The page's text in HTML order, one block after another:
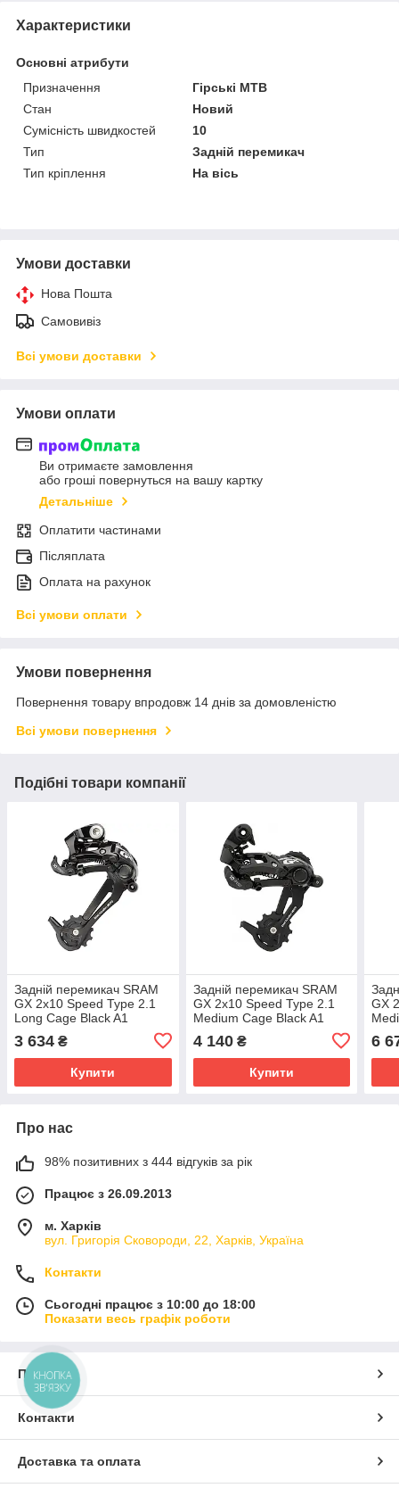
Характеристики
Основні атрибути
Призначення
Гірські MTB
Стан
Новий
Сумісність швидкостей
10
Тип
Задній перемикач
Тип кріплення
На вісь
Умови доставки
Нова Пошта
Самовивіз
Всі умови доставки
Умови оплати
Ви отримаєте замовлення
або гроші повернуться на вашу картку
Детальніше
Оплатити частинами
Післяплата
Оплата на рахунок
Всі умови оплати
Умови повернення
Повернення товару впродовж 14 днів за домовленістю
Всі умови повернення
Подібні товари компанії
Задній перемикач SRAM
GX 2x10 Speed Type 2.1
Long Cage Black A1
3 634 ₴
Купити
Задній перемикач SRAM
GX 2x10 Speed Type 2.1
Medium Cage Black A1
4 140₴
Купити
GX
6
Про нас
98% позитивних з 444 відгуків за рік
Працює з 26.09.2013
м. Харків
вул. Григорія Сковороди, 22, Харків, Україна
Контакти
Сьогодні працює з 10:00 до 18:00
Показати весь графік роботи
Про нас
Контакти
Доставка та оплата
КНОПКА
ЗВ'ЯЗКУ